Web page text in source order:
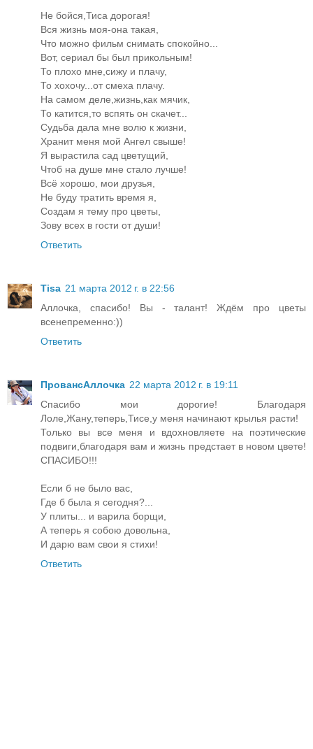
Не бойся,Тиса дорогая!
Вся жизнь моя-она такая,
Что можно фильм снимать спокойно...
Вот, сериал бы был прикольным!
То плохо мне,сижу и плачу,
То хохочу...от смеха плачу.
На самом деле,жизнь,как мячик,
То катится,то вспять он скачет...
Судьба дала мне волю к жизни,
Хранит меня мой Ангел свыше!
Я вырастила сад цветущий,
Чтоб на душе мне стало лучше!
Всё хорошо, мои друзья,
Не буду тратить время я,
Создам я тему про цветы,
Зову всех в гости от души!
Ответить
Tisa 21 марта 2012 г. в 22:56
Аллочка, спасибо! Вы - талант! Ждём про цветы
всенепременно:))
Ответить
ПровансАллочка 22 марта 2012 г. в 19:11
Спасибо мои дорогие! Благодаря
Лоле,Жану,теперь,Тисе,у меня начинают крылья расти!
Только вы все меня и вдохновляете на поэтические
подвиги,благодаря вам и жизнь предстает в новом цвете!
СПАСИБО!!!
Если б не было вас,
Где б была я сегодня?...
У плиты... и варила борщи,
А теперь я собою довольна,
И дарю вам свои я стихи!
Ответить